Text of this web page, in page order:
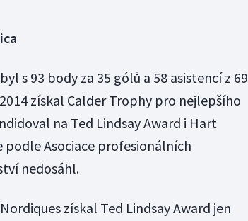
s 93 body za 35 gólů a 58 asistencí z 69
získal Calder Trophy pro nejlepšího
na Ted Lindsay Award i Hart
Asociace profesionálních
nedosáhl.
získal Ted Lindsay Award jen